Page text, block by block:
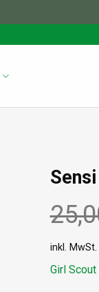
inkl. MwSt.
Girl